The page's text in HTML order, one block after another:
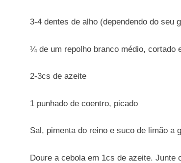
3-4 dentes de alho (dependendo do seu
¼ de um repolho branco médio, cortado
2-3cs de azeite
1 punhado de coentro, picado
Sal, pimenta do reino e suco de limão a
Doure a cebola em 1cs de azeite. Junte